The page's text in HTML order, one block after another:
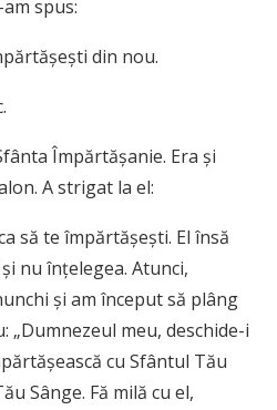
spus:
din nou.
Împărtășanie. Era și
A strigat la el:
să te împărtășești. El însă
nu înțelegea. Atunci,
și am început să plâng
„Dumnezeul meu, deschide-i
cu Sfântul Tău
Sânge. Fă milă cu el,